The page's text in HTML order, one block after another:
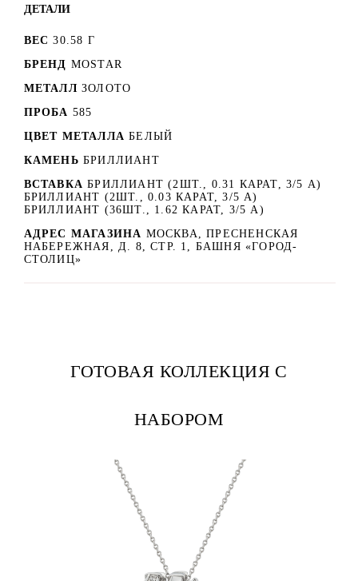
ДЕТАЛИ
ВЕС 30.58 Г
БРЕНД MOSTAR
МЕТАЛЛ ЗОЛОТО
ПРОБА 585
ЦВЕТ МЕТАЛЛА БЕЛЫЙ
КАМЕНЬ БРИЛЛИАНТ
ВСТАВКА БРИЛЛИАНТ (2ШТ., 0.31 КАРАТ, 3/5 А)
БРИЛЛИАНТ (2ШТ., 0.03 КАРАТ, 3/5 А)
БРИЛЛИАНТ (36ШТ., 1.62 КАРАТ, 3/5 А)
АДРЕС МАГАЗИНА МОСКВА, ПРЕСНЕНСКАЯ
НАБЕРЕЖНАЯ, Д. 8, СТР. 1, БАШНЯ «ГОРОД-
СТОЛИЦ»
ГОТОВАЯ КОЛЛЕКЦИЯ С
НАБОРОМ